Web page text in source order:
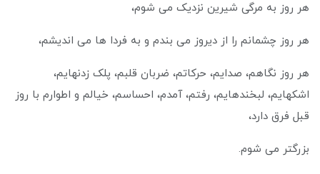
هر روز به مرگی شیرین نزدیک می شوم،
هر روز چشمانم را از دیروز می بندم و به فردا ها می اندیشم،
هر روز نگاهم، صدایم، حرکاتم، ضربان قلبم، پلک زدنهایم،
اشکهایم، لبخندهایم، رفتم، آمدم، احساسم، خیالم و اطوارم با روز
قبل فرق دارد،
بزرگتر می شوم.